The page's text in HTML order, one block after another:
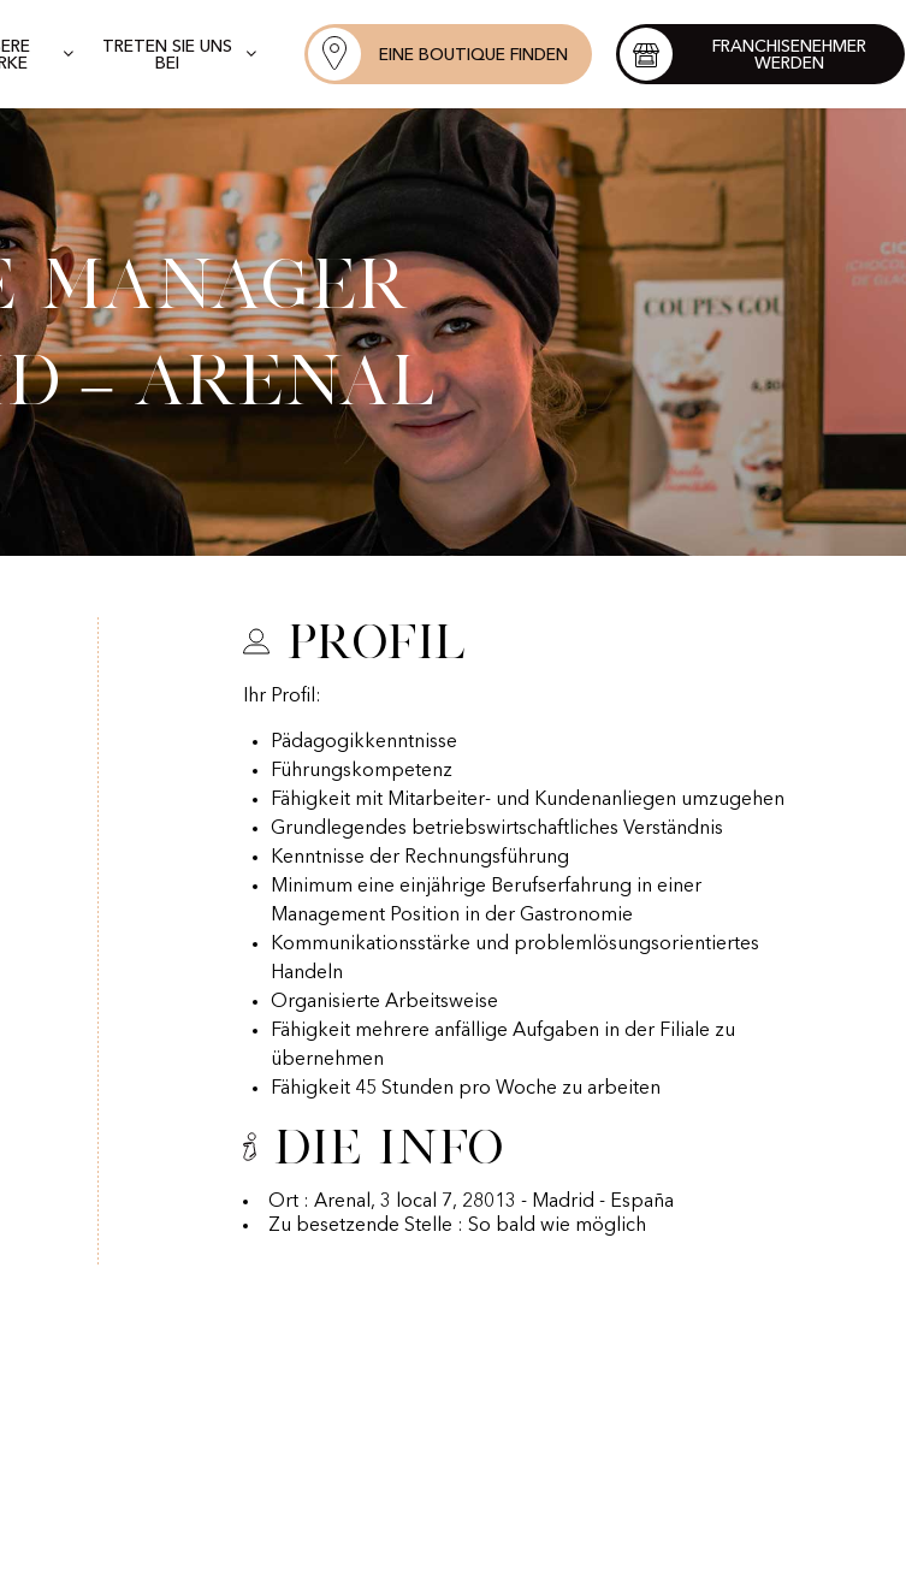
TRETEN SIE UNS
BEI
EINE BOUTIQUE FINDEN
FRANCHISENEHMER
WERDEN
Manager
– Arenal
Profil
Ihr Profil:
Pädagogikkenntnisse
Führungskompetenz
Fähigkeit mit Mitarbeiter- und Kundenanliegen umzugehen
Grundlegendes betriebswirtschaftliches Verständnis
Kenntnisse der Rechnungsführung
Minimum eine einjährige Berufserfahrung in einer
Management Position in der Gastronomie
Kommunikationsstärke und problemlösungsorientiertes
Handeln
Organisierte Arbeitsweise
Fähigkeit mehrere anfällige Aufgaben in der Filiale zu
übernehmen
Fähigkeit 45 Stunden pro Woche zu arbeiten
Die Info
Ort : Arenal, 3 local 7, 28013 - Madrid - España
Zu besetzende Stelle : So bald wie möglich